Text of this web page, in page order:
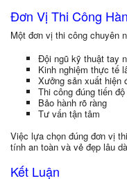
Đơn Vị Thi Công
Một đơn vị thi công chuyên
Đội ngũ kỹ thuật tay
Kinh nghiệm thực tế
Xưởng sản xuất hiện
Thi công đúng tiến độ
Bảo hành rõ ràng
Tư vấn tận tâm
Việc lựa chọn đúng đơn vị
tính an toàn và vẻ đẹp lâu
Kết Luận